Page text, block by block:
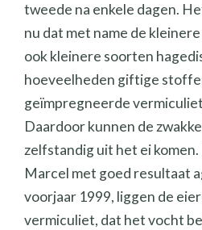
tweede na enkele dagen.
nu dat met name de
ook kleinere soorten
hoeveelheden giftige
geïmpregneerde
Daardoor kunnen de
zelfstandig uit het ei
Marcel met goed resultaat
voorjaar 1999, liggen de
vermiculiet, dat het vocht